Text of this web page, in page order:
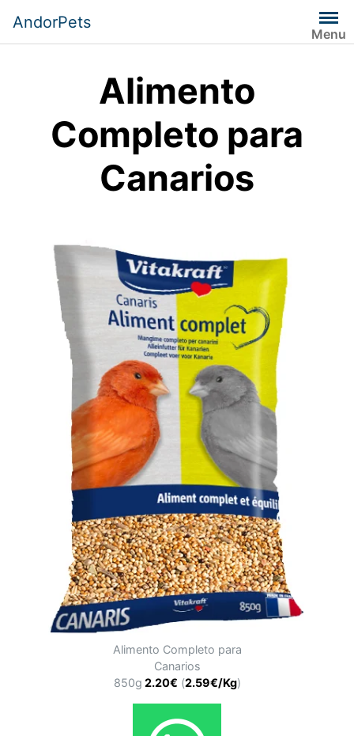
contenido
AndorPets
Menu
Alimento
Completo para
Canarios
Alimento Completo para
Canarios
850g 2.20€ (2.59€/Kg)